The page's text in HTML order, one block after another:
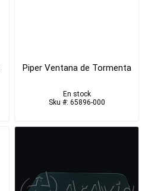
Piper Ventana de Tormenta
En stock
Sku #: 65896-000